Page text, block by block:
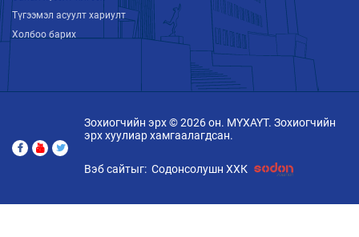
Түгээмэл асуулт хариулт
Холбоо барих
Зохиогчийн эрх © 2026 он. МҮХАҮТ. Зохиогчийн
эрх хуулиар хамгаалагдсан.
Вэб сайтыг: Содонсолушн ХХК